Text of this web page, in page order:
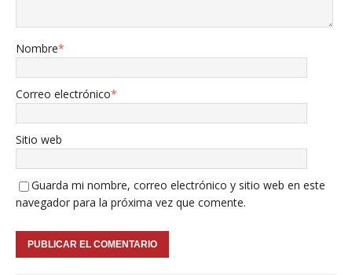
Nombre*
Correo electrónico*
Sitio web
Guarda mi nombre, correo electrónico y sitio web en este
navegador para la próxima vez que comente.